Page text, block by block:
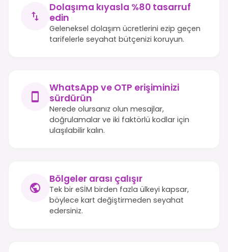
Dolaşıma kıyasla %80 tasarruf
edin
Geleneksel dolaşım ücretlerini ezip geçen
tarifelerle seyahat bütçenizi koruyun.
WhatsApp ve OTP erişiminizi
sürdürün
Nerede olursanız olun mesajlar,
doğrulamalar ve iki faktörlü kodlar için
ulaşılabilir kalın.
Bölgeler arası çalışır
Tek bir eSİM birden fazla ülkeyi kapsar,
böylece kart değiştirmeden seyahat
edersiniz.